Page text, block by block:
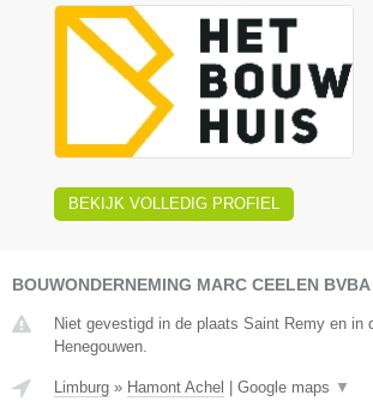
BEKIJK VOLLEDIG PROFIEL
BOUWONDERNEMING MARC CEELEN BVBA
Niet gevestigd in de plaats Saint Remy en in
Henegouwen.
Limburg » Hamont Achel Google maps ▼